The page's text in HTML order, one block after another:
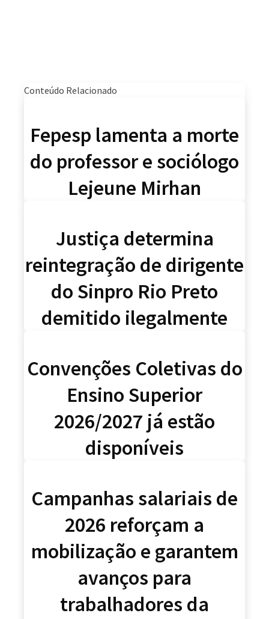
Conteúdo Relacionado
Fepesp lamenta a morte
do professor e sociólogo
Lejeune Mirhan
Justiça determina
reintegração de dirigente
do Sinpro Rio Preto
demitido ilegalmente
Convenções Coletivas do
Ensino Superior
2026/2027 já estão
disponíveis
Campanhas salariais de
2026 reforçam a
mobilização e garantem
avanços para
trabalhadores da